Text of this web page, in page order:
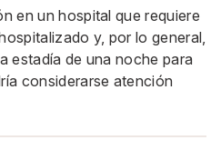
en un hospital que requiere
y, por lo general,
estadía de una noche para
considerarse atención